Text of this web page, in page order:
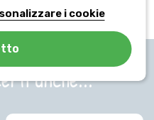
anche...
i cookie